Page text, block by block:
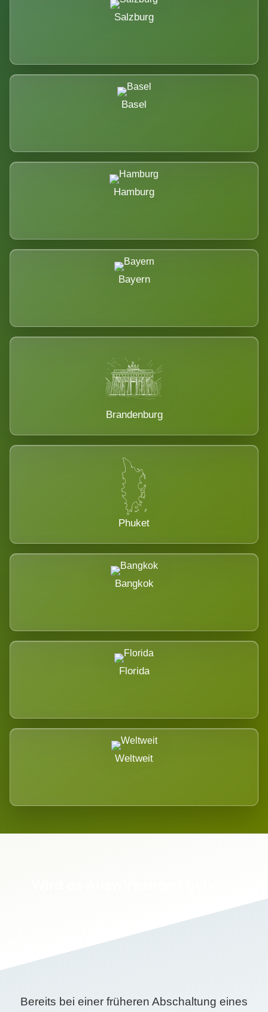
Salzburg
Basel
Hamburg
Bayern
Brandenburg
Phuket
Bangkok
Florida
Weltweit
Bereits bei einer früheren Abschaltung eines